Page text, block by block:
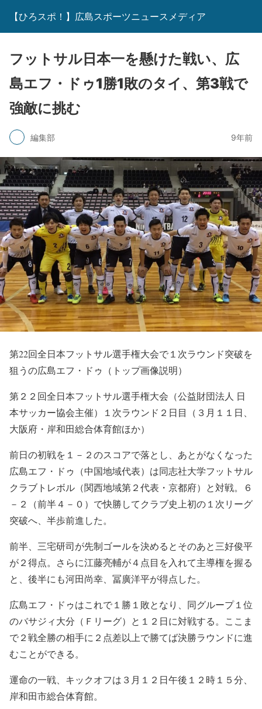
【ひろスポ！】広島スポーツニュースメディア
フットサル日本一を懸けた戦い、広
島エフ・ドゥ1勝1敗のタイ、第3戦で
強敵に挑む
編集部 9年前
第22回全日本フットサル選手権大会で１次ラウンド突破を
狙うの広島エフ・ドゥ（トップ画像説明）
第２２回全日本フットサル選手権大会（公益財団法人 日
本サッカー協会主催）１次ラウンド２日目（３月１１日、
大阪府・岸和田総合体育館ほか）
前日の初戦を１－２のスコアで落とし、あとがなくなった
広島エフ・ドゥ（中国地域代表）は同志社大学フットサル
クラブトレボル（関西地域第２代表・京都府）と対戦。６
－２（前半４－０）で快勝してクラブ史上初の１次リーグ
突破へ、半歩前進した。
前半、三宅研司が先制ゴールを決めるとそのあと三好俊平
が２得点。さらに江藤亮輔が４点目を入れて主導権を握る
と、後半にも河田尚幸、冨廣洋平が得点した。
広島エフ・ドゥはこれで１勝１敗となり、同グループ１位
のバサジィ大分（Ｆリーグ）と１２日に対戦する。ここま
で２戦全勝の相手に２点差以上で勝てば決勝ラウンドに進
むことができる。
運命の一戦、キックオフは３月１２日午後１２時１５分、
岸和田市総合体育館。